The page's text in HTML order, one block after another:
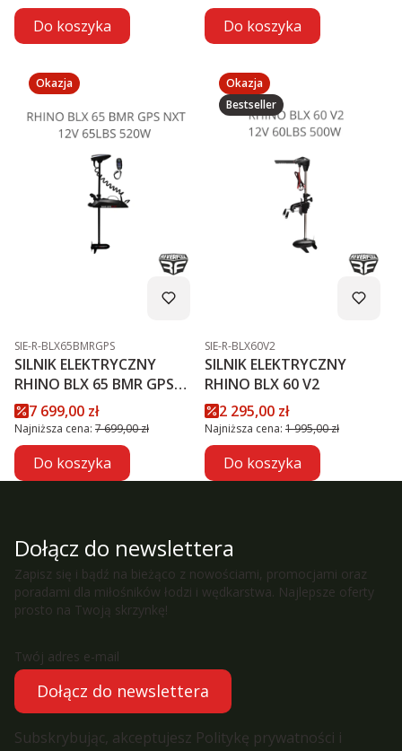
Do koszyka Do koszyka
Okazja
Kod produktu
SIE-R-BLX65BMRGPS
SILNIK ELEKTRYCZNY
RHINO BLX 65 BMR GPS
NXTCena promocyjna
7 699,00 zł
Najniższa cena: 7 699,00 zł
Do koszyka
Okazja
Bestseller
Kod produktu
SIE-R-BLX60V2
SILNIK ELEKTRYCZNY
RHINO BLX 60 V2
Cena promocyjna
2 295,00 zł
Najniższa cena: 1 995,00 zł
Do koszyka
Dołącz do newslettera
Zapisz się i bądź na bieżąco z nowościami, promocjami oraz
poradami dla miłośników łodzi i wędkarstwa. Najlepsze oferty
prosto na Twoją skrzynkę!
Twój adres e-mail
Dołącz do newslettera
Subskrybując, akceptujesz Politykę prywatności i